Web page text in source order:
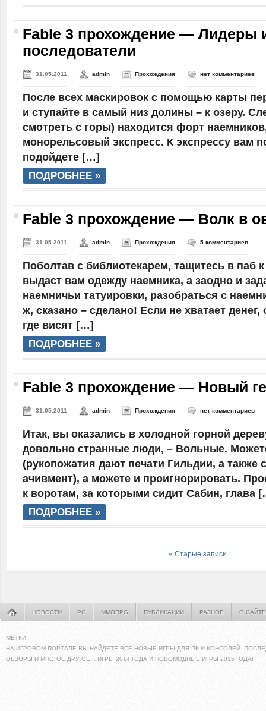
Fable 3 прохождение — Лидеры
последователи
31.05.2011 admin Прохождения нет комментариев
После всех маскировок с помощью карты
и ступайте в самый низ долины – к озеру.
смотреть с горы) находится форт
монорельсовый экспресс. К экспрессу вам
подойдете […]
ПОДРОБНЕЕ »
Fable 3 прохождение — Волк в
31.05.2011 admin Прохождения 5 комментариев
Поболтав с библиотекарем, тащитесь в паб
выдаст вам одежду наемника, а заодно и
наемничьи татуировки, разобраться с
ж, сказано – сделано! Если не хватает
где висят […]
ПОДРОБНЕЕ »
Fable 3 прохождение — Новый
31.05.2011 admin Прохождения нет комментариев
Итак, вы оказались в холодной горной
довольно странные люди, – Вольные.
(рукопожатия дают печати Гильдии, а также
ачивмент), а можете и проигнорировать.
к воротам, за которыми сидит Сабин, глава
ПОДРОБНЕЕ »
« Старые записи
НОВОСТИ PC MMORPG ПУБЛИКАЦИИ РАЗНОЕ О САЙТЕ
МЕТКИ:
НА ИГРОВОМ ПОРТАЛЕ ВЫ НАЙДЕТЕ ВСЕ НОВЫЕ ИГРЫ ДЛЯ ПК И КОНСОЛЕЙ.
ОБЗОРЫ И МНОГОЕ ДРУГОЕ... ИГРЫ 2014 ГОДА И НОВОМОДНЫЕ ИГРЫ 2015 ГОДА!